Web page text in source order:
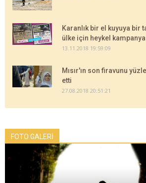
Karanlık bir el kuyuya bir
ülke için heykel
13.11.2018 19:59:09
Mısır'ın son firavunu
etti
27.08.2018 20:51:21
FOTO GALERİ